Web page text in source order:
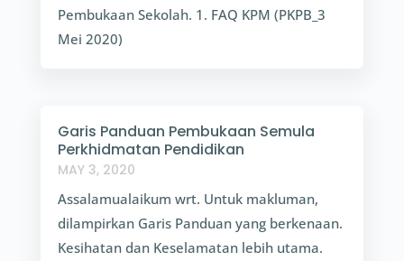
Pembukaan Sekolah. 1. FAQ KPM (PKPB_3
Mei 2020)
Garis Panduan Pembukaan Semula
Perkhidmatan Pendidikan
MAY 3, 2020
Assalamualaikum wrt. Untuk makluman,
dilampirkan Garis Panduan yang berkenaan.
Kesihatan dan Keselamatan lebih utama.